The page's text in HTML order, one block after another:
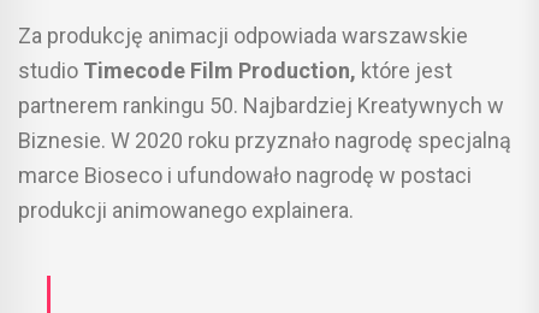
Za produkcję animacji odpowiada warszawskie
studio Timecode Film Production, które jest
partnerem rankingu 50. Najbardziej Kreatywnych w
Biznesie. W 2020 roku przyznało nagrodę specjalną
marce Bioseco i ufundowało nagrodę w postaci
produkcji animowanego explainera.